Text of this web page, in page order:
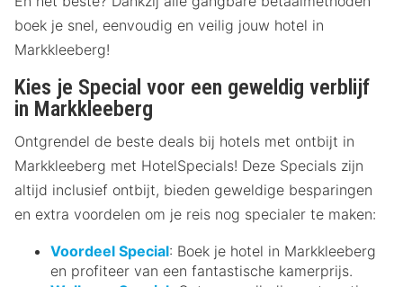
boek je snel, eenvoudig en veilig jouw hotel in
Markkleeberg!
Kies je Special voor een geweldig verblijf
in Markkleeberg
Ontgrendel de beste deals bij hotels met ontbijt in
Markkleeberg met HotelSpecials! Deze Specials zijn
altijd inclusief ontbijt, bieden geweldige besparingen
en extra voordelen om je reis nog specialer te maken:
Voordeel Special: Boek je hotel in Markkleeberg
en profiteer van een fantastische kamerprijs.